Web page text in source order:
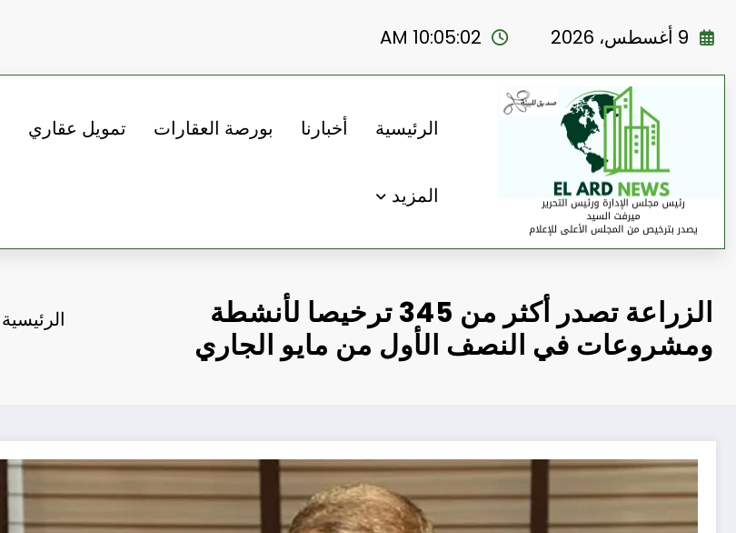
9 أغسطس، 2026 10:05:03 AM
الرئيسية أخبارنا بورصة العقارات تمويل عقاري
المزيد
الزراعة تصدر أكثر من 345 ترخيصا لأنشطة
ومشروعات في النصف الأول من مايو الجاري
الرئيسية